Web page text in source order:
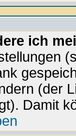
ich
(der
Damit